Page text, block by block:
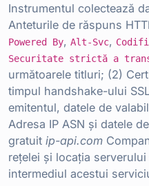
Instrumentul colectează
Anteturile de răspuns
Powered By, Alt-Svc,
Securitate strictă a
următoarele titluri; (2)
timpul handshake-ului
emitentul, datele de
Adresa IP ASN și datele
gratuit ip-api.com
rețelei și locația
intermediul acestui